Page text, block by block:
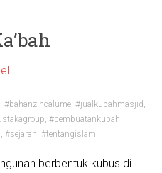
,#bahanzincalume,#jualkubahmasjid ,
,#pembuatankubah,
,#sejarah,#tentangislam
berbentuk kubus di